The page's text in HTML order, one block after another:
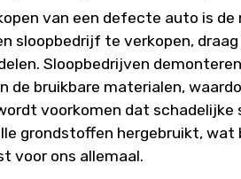
van een defecte auto is
sloopbedrijf te verkopen,
Sloopbedrijven
de bruikbare materialen,
voorkomen dat
grondstoffen hergebruikt, wat
voor ons allemaal.